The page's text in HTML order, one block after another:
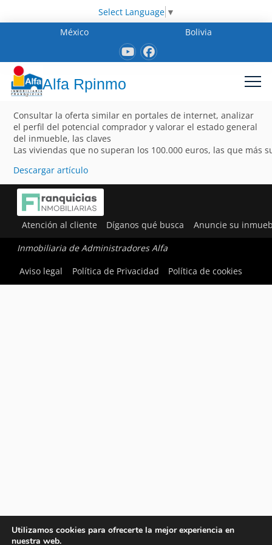
Select Language ▼
México
Bolivia
Alfa Rpinmo
Consultar la oferta similar en portales de internet, analizar
el perfil del potencial comprador y valorar el estado general
del inmueble, las claves
Las viviendas que no superan los 100.000 euros, las que más
Descargar artículo
Atención al cliente Díganos qué busca Anuncie su
Inmobiliaria de Administradores Alfa
Aviso legal
Política de Privacidad Política de cookies
Utilizamos cookies para ofrecerte la mejor experiencia en
nuestra web.